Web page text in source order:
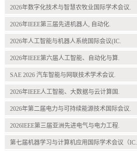
2026年数字化技术与智慧农牧业国际学术会议.
2026年IEEE第三届先进机器人, 自动化.
2026年人工智能与机器人系统国际会议(IC.
2026年IEEE第六届人工智能、自动化与算.
SAE 2026 汽车智能与网联技术学术会议.
2026年IEEE人工智能、大数据与云计算国.
2026年第二届电力与可持续能源技术国际会议.
2026IEEE第三届亚洲先进电气与电力工程.
第七届机器学习与计算机应用国际学术会议（IC.